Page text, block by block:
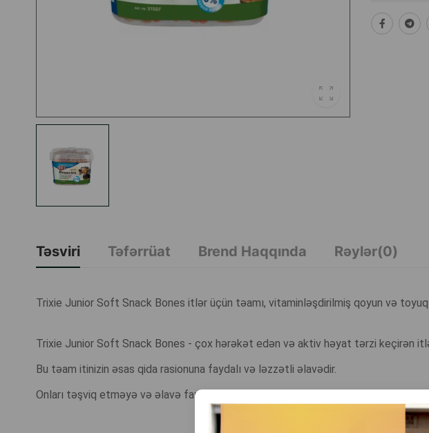
Təsviri Təfərrüat Brend Haqqında Rəylər(0)
Trixie Junior Soft Snack Bones itlər üçün təamı, vitaminləşdirilmiş qoyun və
Trixie Junior Soft Snack Bones - çox hərəkət edən və aktiv həyat tərzi keçirən
Bu təam itinizin əsas qida rasionuna faydalı və ləzzətli əlavədir.
Onları təşviq etməyə və əlavə faydalı maddələr verməyə kömək edəcək.